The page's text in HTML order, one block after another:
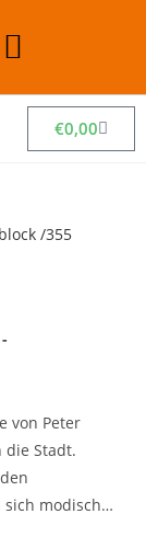
€0,00
von Peter
die Stadt.
sich modisch…